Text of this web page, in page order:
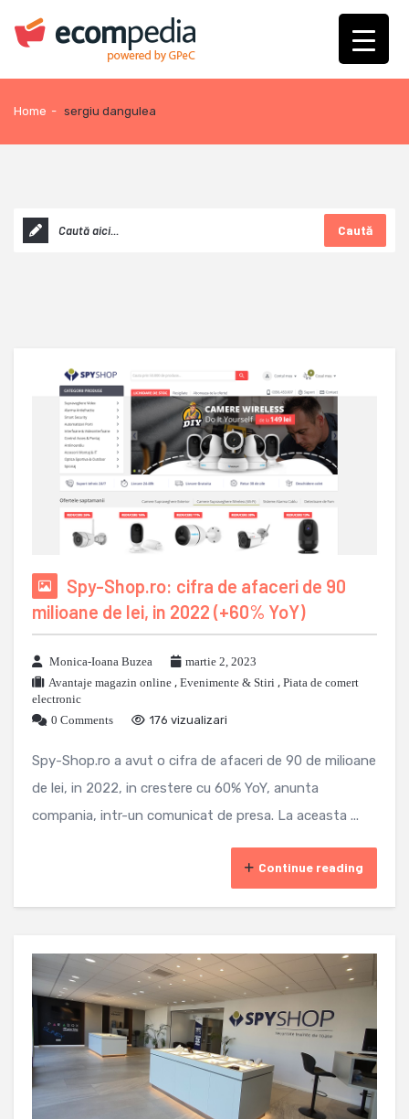
Home - sergiu dangulea
Caută
Spy-Shop.ro: cifra de afaceri de 90
milioane de lei, in 2022 (+60% YoY)
Monica-Ioana Buzea
martie 2, 2023
Avantaje magazin online , Evenimente & Stiri , Piata de comert
electronic
0 Comments
176 vizualizari
Spy-Shop.ro a avut o cifra de afaceri de 90 de milioane
de lei, in 2022, in crestere cu 60% YoY, anunta
compania, intr-un comunicat de presa. La aceasta ...
Continue reading